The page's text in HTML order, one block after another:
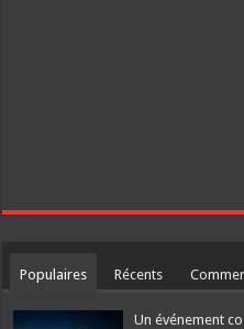
Populaires Récents
Un événement